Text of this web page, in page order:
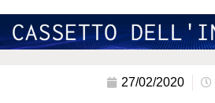
Home
27/02/2020